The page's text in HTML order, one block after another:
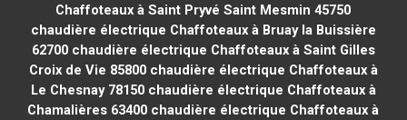
Chaffoteaux à Saint Pryvé Saint Mesmin 45750
chaudière électrique Chaffoteaux à Bruay la Buissière
62700chaudière électrique Chaffoteaux à Saint Gilles
Croix de Vie 85800chaudière électrique Chaffoteaux à
Le Chesnay 78150chaudière électrique Chaffoteaux à
Chamalières 63400 chaudière électrique Chaffoteaux à